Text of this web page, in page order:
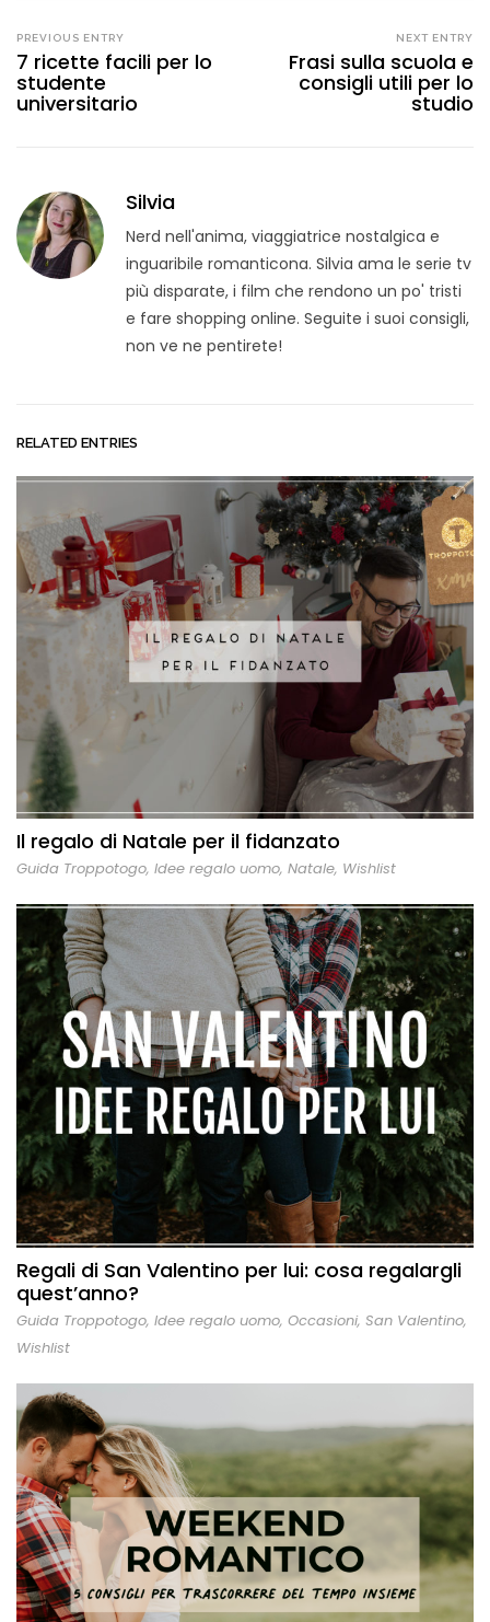
PREVIOUS ENTRY
7 ricette facili per lo
studente
universitario
NEXT ENTRY
Frasi sulla scuola e
consigli utili per lo
studio
Silvia
Nerd nell'anima, viaggiatrice nostalgica e
inguaribile romanticona. Silvia ama le serie tv
più disparate, i film che rendono un po' tristi
e fare shopping online. Seguite i suoi consigli,
non ve ne pentirete!
RELATED ENTRIES
Il regalo di Natale per il fidanzato
Guida Troppotogo, Idee regalo uomo, Natale, Wishlist
Regali di San Valentino per lui: cosa regalargli
quest’anno?
Guida Troppotogo, Idee regalo uomo, Occasioni, San Valentino,
Wishlist